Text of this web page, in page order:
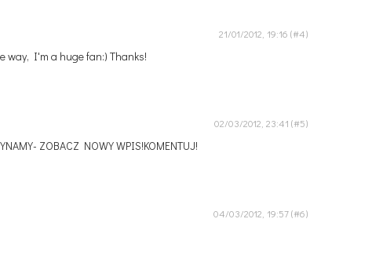
21/01/2012, 19:16
way, I'm a huge fan:) Thanks!
02/03/2012, 23:41
ZOBACZ NOWY WPIS!KOMENTUJ!
04/03/2012, 19:57